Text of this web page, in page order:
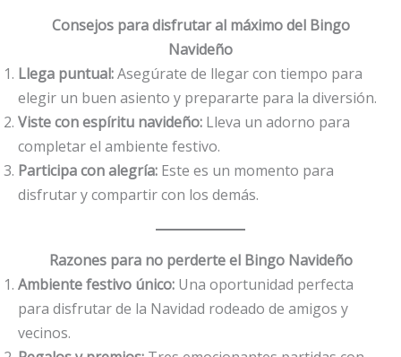
Consejos para disfrutar al máximo del Bingo
Navideño
Llega puntual:Asegúrate de llegar con tiempo para
elegir un buen asiento y prepararte para la diversión.
Viste con espíritu navideño: Lleva un adorno para
completar el ambiente festivo.
Participa con alegría: Este es un momento para
disfrutar y compartir con los demás.
Razones para no perderte el Bingo Navideño
Ambiente festivo único: Una oportunidad perfecta
para disfrutar de la Navidad rodeado de amigos y
vecinos.